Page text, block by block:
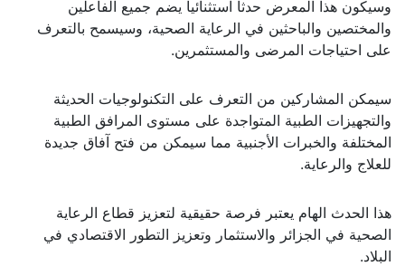
وسيكون هذا المعرض حدثا استثنائيا يضم جميع الفاعلين
والمختصين والباحثين في الرعاية الصحية، وسيسمح بالتعرف
على احتياجات المرضى والمستثمرين.
سيمكن المشاركين من التعرف على التكنولوجيات الحديثة
والتجهيزات الطبية المتواجدة على مستوى المرافق الطبية
المختلفة والخبرات الأجنبية مما سيمكن من فتح آفاق جديدة
للعلاج والرعاية.
هذا الحدث الهام يعتبر فرصة حقيقية لتعزيز قطاع الرعاية
الصحية في الجزائر والاستثمار وتعزيز التطور الاقتصادي في
البلاد.